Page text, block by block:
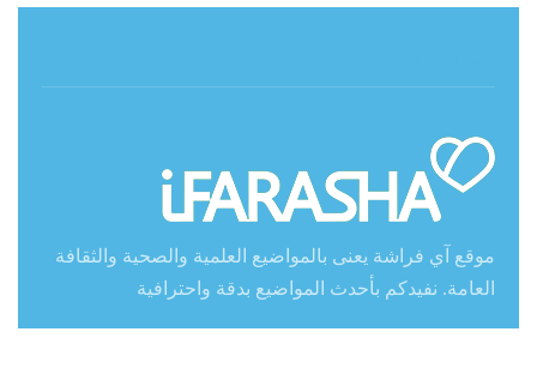
موقع آي فراشة يعنى بالمواضيع العلمية والصحية والثقافة
العامة. نفيدكم بأحدث المواضيع بدقة واحترافية